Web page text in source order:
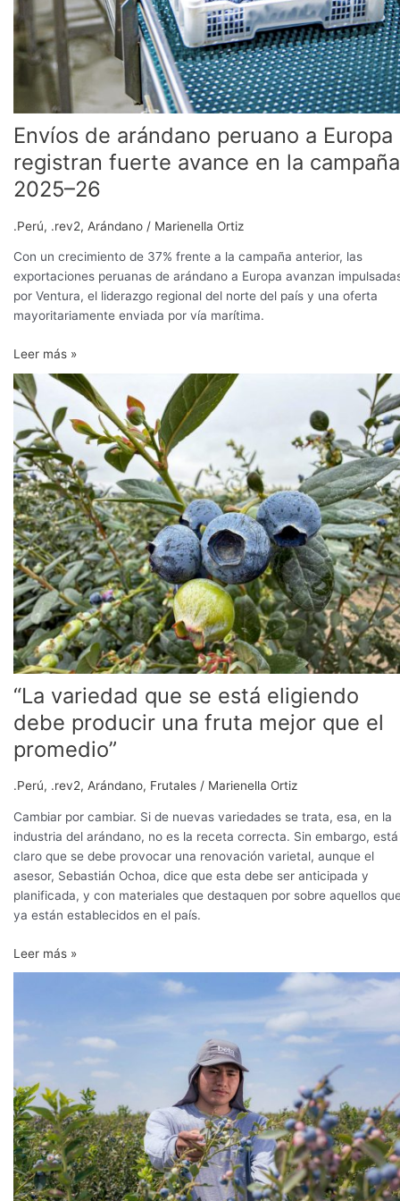
Envíos de arándano peruano a Europa
registran fuerte avance en la campaña
2025–26
.Perú, .rev2, Arándano / Marienella Ortiz
Con un crecimiento de 37% frente a la campaña anterior, las
exportaciones peruanas de arándano a Europa avanzan
por Ventura, el liderazgo regional del norte del país y una oferta
mayoritariamente enviada por vía marítima.
Leer más »
“La variedad que se está eligiendo
debe producir una fruta mejor que el
promedio”
.Perú, .rev2, Arándano, Frutales / Marienella Ortiz
Cambiar por cambiar. Si de nuevas variedades se trata, esa, en la
industria del arándano, no es la receta correcta. Sin embargo, está
claro que se debe provocar una renovación varietal, aunque el
asesor, Sebastián Ochoa, dice que esta debe ser anticipada y
planificada, y con materiales que destaquen por sobre aquellos
ya están establecidos en el país.
“La
variedad
se
está
eligiendo
debe
producir
una
fruta
mejor
que
el
promedio”
Leer más »
en
millones
de
kilos
de
arándano